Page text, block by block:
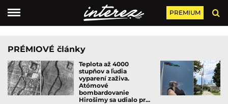
PREMIUM
PRÉMIOVÉ články
Teplota až 4000
stupňov a ľudia
vyparení zaživa.
Atómové
bombardovanie
Hirošimy sa udialo pr...